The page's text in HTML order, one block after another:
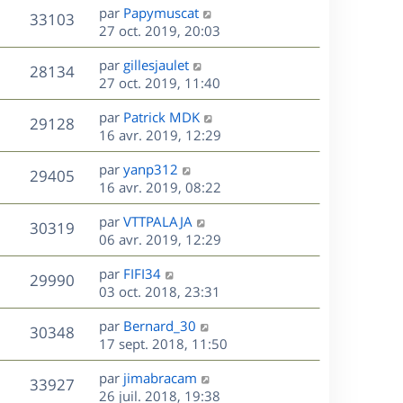
e
s
a
g
e
m
e
s
s
a
g
e
s
i
e
r
m
e
s
s
a
g
e
33103V
u
s
D
e
r
n
i
e
r
m
e
s
s
a
g
e
par Papymuscat
27 oct. 2019, 20:03
28134V
u
e
D
e
r
n
i
e
r
m
e
s
s
a
g
e
par gillesjaulet
27 oct. 2019, 11:40
29128V
u
s
D
e
r
n
i
e
r
m
e
s
s
a
g
e
par Patrick MDK
16 avr. 2019, 12:29
29405V
u
s
D
e
r
n
i
e
r
m
e
s
s
a
g
par yanp312
16 avr. 2019, 08:22
30319V
u
s
D
e
r
n
i
e
r
m
e
s
par VTTPALAJA
06 avr. 2019, 12:29
29990V
u
e
s
D
e
r
n
i
e
r
m
par FIFI34
03 oct. 2018, 23:31
30348V
u
D
e
r
n
i
par Bernard_30
17 sept. 2018, 11:50
33927V
D
e
par jimabracam
26 juil. 2018, 19:38